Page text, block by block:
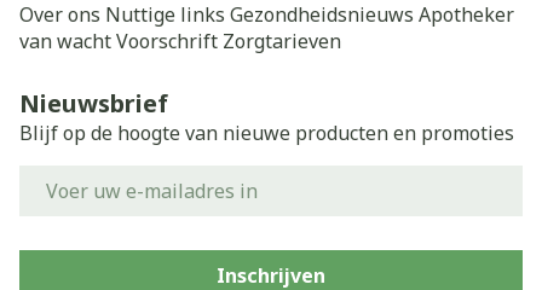
Over ons Nuttige links Gezondheidsnieuws Apotheker
van wachtVoorschrift Zorgtarieven
Nieuwsbrief
Blijf op de hoogte van nieuwe producten en promoties
Inschrijven